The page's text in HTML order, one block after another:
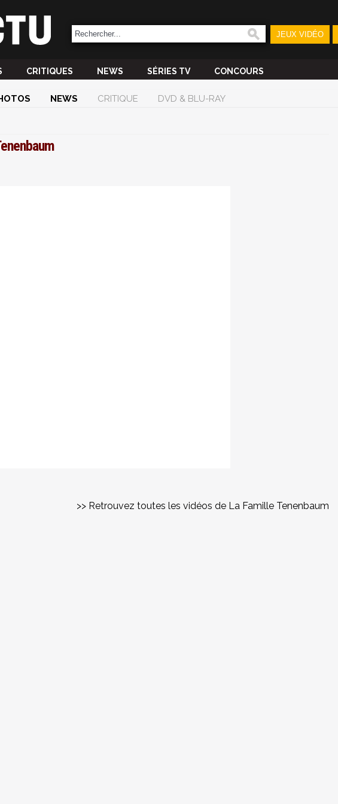
JEUX VIDÉO
CRITIQUES NEWS SÉRIES TV CONCOURS
NEWS CRITIQUE DVD & BLU-RAY
>> Retrouvez toutes les vidéos de La Famille Tenenbaum